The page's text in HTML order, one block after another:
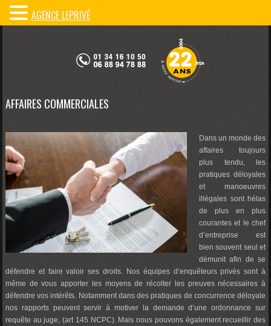
AFFAIRES COMMERCIALES
Dans un monde des
affaires toujours
plus tendu, les
pratiques déloyales
et manoeuvres
illégales sont hélas
de plus en plus
courantes et le chef
d’entreprise est
bien souvent seul et
démunit afin de se
défendre et faire valoir ses droits. Nos équipes d’enquêteurs privés sont à
même de vous apporter les moyens de récolter les preuves nécessaires à
défendre vos intérêts. Notamment dans des pratiques de concurrence déloyale
nos rapports peuvent servir à motiver la demande d’une ordonnance sur
requête au juge, (art 145 NCPC). Mais nous pouvons également recueillir des
AGENCE LEPRIVÉ